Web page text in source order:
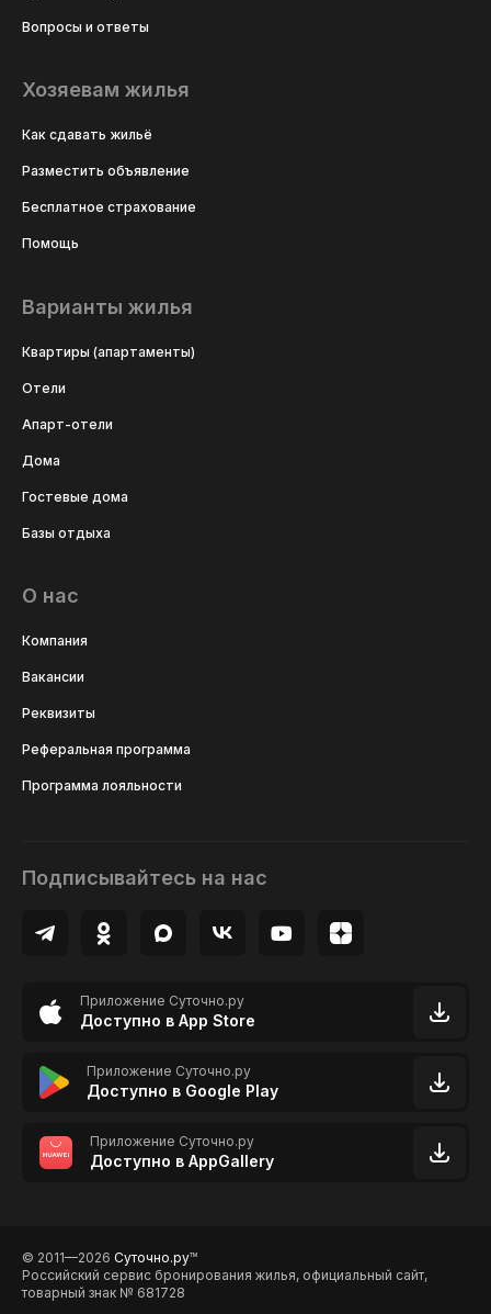
Вопросы и ответы
Хозяевам жилья
Как сдавать жильё
Разместить объявление
Бесплатное страхование
Помощь
Варианты жилья
Квартиры (апартаменты)
Отели
Апарт-отели
Дома
Гостевые дома
Базы отдыха
О нас
Компания
Вакансии
Реквизиты
Реферальная программа
Программа лояльности
Подписывайтесь на нас
Приложение Суточно.ру
Доступно в App Store
Приложение Суточно.ру
Доступно в Google Play
Приложение Суточно.ру
Доступно в AppGallery
© 2011—2026 Суточно.руTM
Российский сервис бронирования жилья, официальный сайт,
товарный знак № 681728